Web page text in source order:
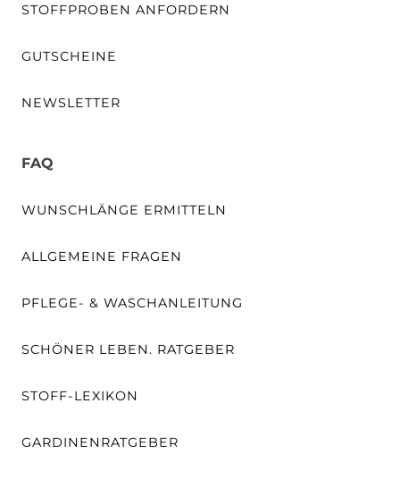
STOFFPROBEN ANFORDERN
GUTSCHEINE
NEWSLETTER
FAQ
WUNSCHLÄNGE ERMITTELN
ALLGEMEINE FRAGEN
PFLEGE- & WASCHANLEITUNG
SCHÖNER LEBEN. RATGEBER
STOFF-LEXIKON
GARDINENRATGEBER